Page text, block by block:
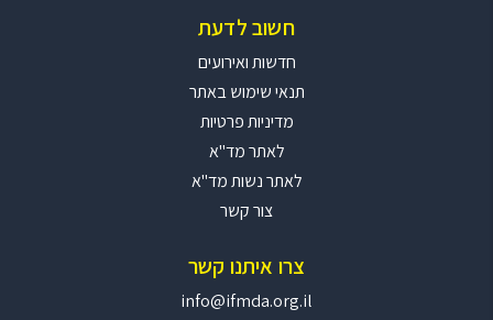
חשוב לדעת
חדשות ואירועים
תנאי שימוש באתר
מדיניות פרטיות
לאתר מד"א
לאתר נשות מד"א
צור קשר
צרו איתנו קשר
info@ifmda.org.il